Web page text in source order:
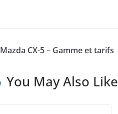
Mazda CX-5 – Gamme et tarifs
You May Also Like